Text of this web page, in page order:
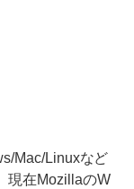
Mac/Linuxなど
現在MozillaのW